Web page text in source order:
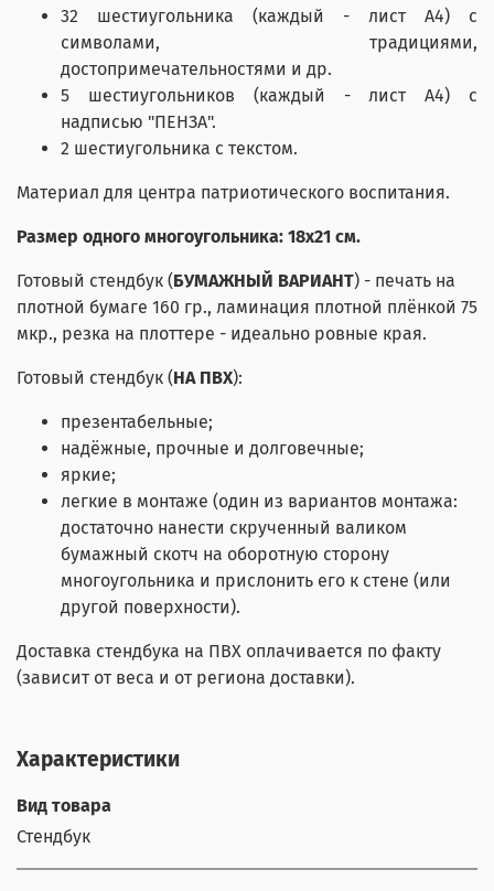
32 шестиугольника (каждый - лист А4) с
символами, традициями,
достопримечательностями и др.
5 шестиугольников (каждый - лист А4) с
надписью "ПЕНЗА".
2 шестиугольника с текстом.
Материал для центра патриотического воспитания.
Размер одного многоугольника: 18x21 см.
Готовый стендбук (БУМАЖНЫЙ ВАРИАНТ) - печать на
плотной бумаге 160 гр., ламинация плотной плёнкой 75
мкр., резка на плоттере - идеально ровные края.
Готовый стендбук (НА ПВХ):
презентабельные;
надёжные, прочные и долговечные;
яркие;
легкие в монтаже (один из вариантов монтажа:
достаточно нанести скрученный валиком
бумажный скотч на оборотную сторону
многоугольника и прислонить его к стене (или
другой поверхности).
Доставка стендбука на ПВХ оплачивается по факту
(зависит от веса и от региона доставки).
Характеристики
Вид товара
Стендбук